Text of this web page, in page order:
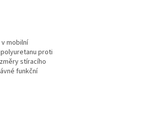
mobilní
proti
stíracího
funkční